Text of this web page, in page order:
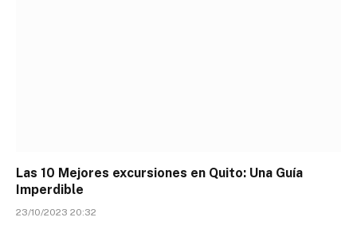
Las 10 Mejores excursiones en Quito: Una Guía
Imperdible
23/10/2023 20:32